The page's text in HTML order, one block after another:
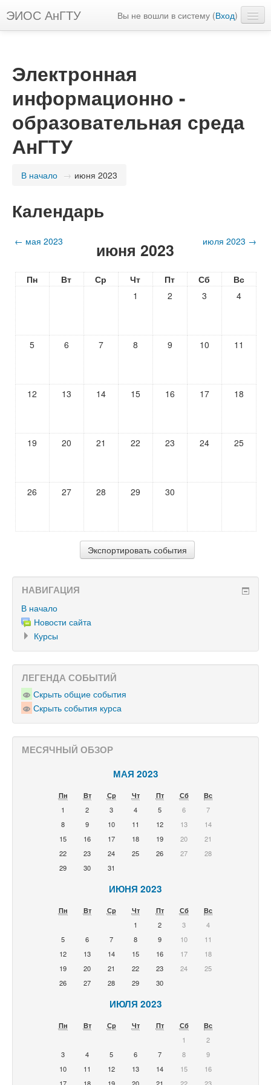
ЭИОС АнГТУ Вы не вошли в систему (Вход)
Электронная
информационно -
образовательная среда
АнГТУ
В начало → июня 2023
Календарь
← мая 2023 июня 2023 июля 2023 →
Пн Вт Ср Чт Пт Сб
Вс
1
2 3 4
5 6 7 8 9 10 11
12 13 14 15 16 17 18
19 20 21 22 23 24 25
26 27 28 29 30
НАВИГАЦИЯ
В начало
Новости сайта
Курсы
ЛЕГЕНДА СОБЫТИЙ
Скрыть общие события
Скрыть события курса
МЕСЯЧНЫЙ ОБЗОР
МАЯ 2023
Пн Вт Ср Чт Пт Сб
Вс
1
2 3 4 5 6
7
8
9 10 11 12 13
14
15
16 17 18 19 20
21
22
23 24 25 26 27
28
29
30 31
ИЮНЯ 2023
Пн Вт Ср Чт Пт Сб
Вс
1
2 3
4
5
6 7 8 9 10
11
12
13 14 15 16 17
18
19
20 21 22 23 24
25
26
27 28 29 30
ИЮЛЯ 2023
Пн Вт Ср Чт Пт Сб
Вс
1
2
3
4 5 6 7 8
9
10
11 12 13 14 15
16
17
18 19 20 21 22 23